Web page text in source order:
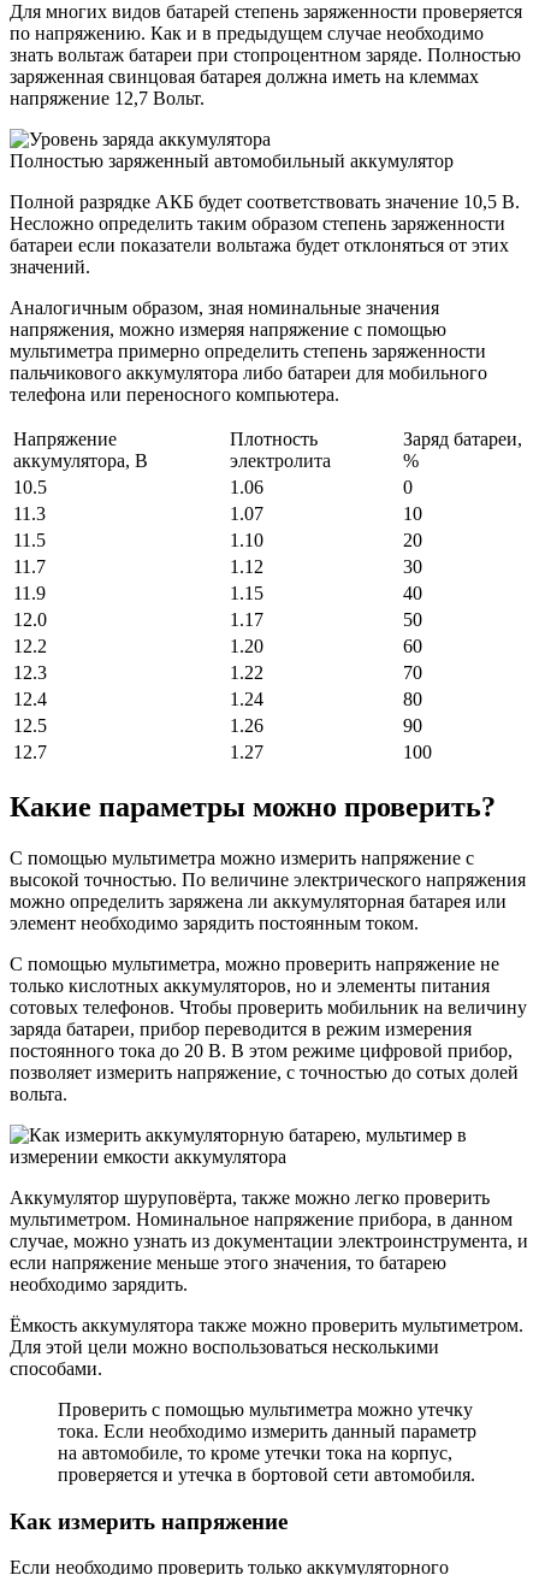
Для многих видов батарей степень заряженности проверяется
по напряжению. Как и в предыдущем случае необходимо
знать вольтаж батареи при стопроцентном заряде. Полностью
заряженная свинцовая батарея должна иметь на клеммах
напряжение 12,7 Вольт.
Полностью заряженный автомобильный аккумулятор
Полной разрядке АКБ будет соответствовать значение 10,5 В.
Несложно определить таким образом степень заряженности
батареи если показатели вольтажа будет отклоняться от этих
значений.
Аналогичным образом, зная номинальные значения
напряжения, можно измеряя напряжение с помощью
мультиметра примерно определить степень заряженности
пальчикового аккумулятора либо батареи для мобильного
телефона или переносного компьютера.
Напряжение
аккумулятора, В
Плотность
электролита
Заряд батареи,
%
10.5
1.06
0
11.3
1.07
10
11.5
1.10
20
11.7
1.12
30
11.9
1.15
40
12.0
1.17
50
12.2
1.20
60
12.3
1.22
70
12.4
1.24
80
12.5
1.26
90
12.7
1.27 100
Какие параметры можно проверить?
С помощью мультиметра можно измерить напряжение с
высокой точностью. По величине электрического напряжения
можно определить заряжена ли аккумуляторная батарея или
элемент необходимо зарядить постоянным током.
С помощью мультиметра, можно проверить напряжение не
только кислотных аккумуляторов, но и элементы питания
сотовых телефонов. Чтобы проверить мобильник на величину
заряда батареи, прибор переводится в режим измерения
постоянного тока до 20 В. В этом режиме цифровой прибор,
позволяет измерить напряжение, с точностью до сотых долей
вольта.
Аккумулятор шуруповёрта, также можно легко проверить
мультиметром. Номинальное напряжение прибора, в данном
случае, можно узнать из документации электроинструмента, и
если напряжение меньше этого значения, то батарею
необходимо зарядить.
Ёмкость аккумулятора также можно проверить мультиметром.
Для этой цели можно воспользоваться несколькими
способами.
Проверить с помощью мультиметра можно утечку
тока. Если необходимо измерить данный параметр
на автомобиле, то кроме утечки тока на корпус,
проверяется и утечка в бортовой сети автомобиля.
Как измерить напряжение
Если необходимо проверить только аккумуляторного